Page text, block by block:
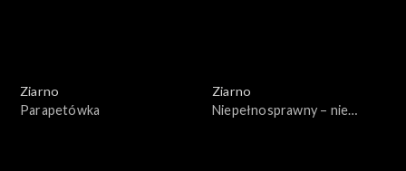
Ziarno
Parapetówka
Ziarno
Niepełnosprawny – nie